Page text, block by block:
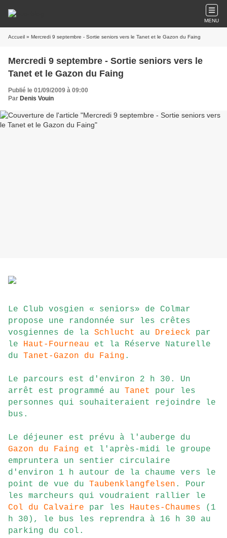
MENU
Accueil » Mercredi 9 septembre - Sortie seniors vers le Tanet et le Gazon du Faing
Mercredi 9 septembre - Sortie seniors vers le
Tanet et le Gazon du Faing
Publié le 01/09/2009 à 09:00
Par Denis Vouin
Le Club vosgien « seniors» de Colmar
propose une randonnée sur les crêtes
vosgiennes de la Schlucht au Dreieck par
le Haut-Fourneau et la Réserve Naturelle
du Tanet-Gazon du Faing .
Le parcours est d'environ 2 h 30. Un
arrêt est programmé au Tanet
pour les
personnes qui souhaiteraient rejoindre le
bus.
Le déjeuner est prévu à l'auberge du
Gazon du Faing et l'après-midi le groupe
empruntera un sentier circulaire
d'environ 1 h autour de la chaume vers le
point de vue du Taubenklangfelsen . Pour
les marcheurs qui voudraient rallier le
Col du Calvaire par les Hautes-Chaumes (1
h 30), le bus les reprendra à 16 h 30 au
parking du col.